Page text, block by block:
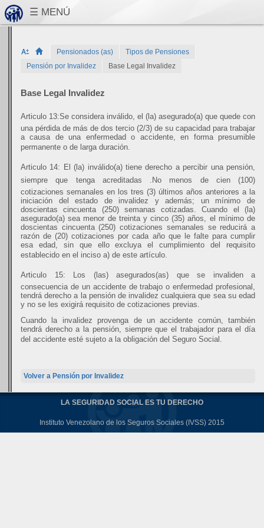
Pensionados (as)
Tipos de Pensiones
Pensión por Invalidez
Base Legal Invalidez
Base Legal Invalidez
Articulo 13:Se considera inválido, el (la) asegurado(a) que quede con
una pérdida de más de dos tercio (2/3) de su capacidad para trabajar
a causa de una enfermedad o accidente, en forma presumible
permanente o de larga duración.
Articulo 14: El (la) inválido(a) tiene derecho a percibir una pensión,
siempre que tenga acreditadas .No menos de cien (100)
cotizaciones semanales en los tres (3) últimos años anteriores a la
iniciación del estado de invalidez y además; un mínimo de
doscientas cincuenta (250) semanas cotizadas. Cuando el (la)
asegurado(a) sea menor de treinta y cinco (35) años, el mínimo de
doscientas cincuenta (250) cotizaciones semanales se reducirá a
razón de (20) cotizaciones por cada año que le falte para cumplir
esa edad, sin que ello excluya el cumplimiento del requisito
establecido en el inciso a) de este artículo.
Articulo 15: Los (las) asegurados(as) que se invaliden a
consecuencia de un accidente de trabajo o enfermedad profesional,
tendrá derecho a la pensión de invalidez cualquiera que sea su edad
y no se les exigirá requisito de cotizaciones previas.
Cuando la invalidez provenga de un accidente común, también
tendrá derecho a la pensión, siempre que el trabajador para el día
del accidente esté sujeto a la obligación del Seguro Social.
Volver a Pensión por Invalidez
LA SEGURIDAD SOCIAL ES TU DERECHO
Instituto Venezolano de los Seguros Sociales (IVSS) 2015